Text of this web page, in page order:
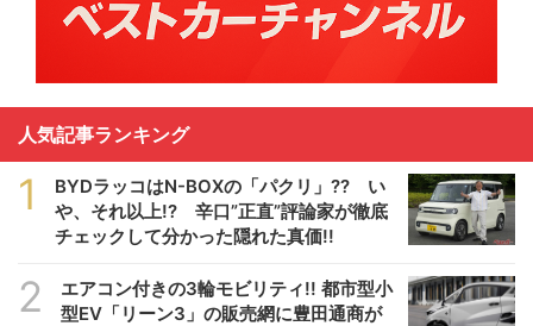
人気記事ランキング
1
BYDラッコはN-BOXの「パクリ」?? い
や、それ以上!? 辛口”正直”評論家が徹底
チェックして分かった隠れた真価!!
2
エアコン付きの3輪モビリティ!! 都市型小
型EV「リーン3」の販売網に豊田通商が